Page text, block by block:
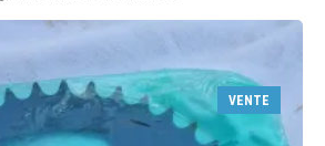
VENTE